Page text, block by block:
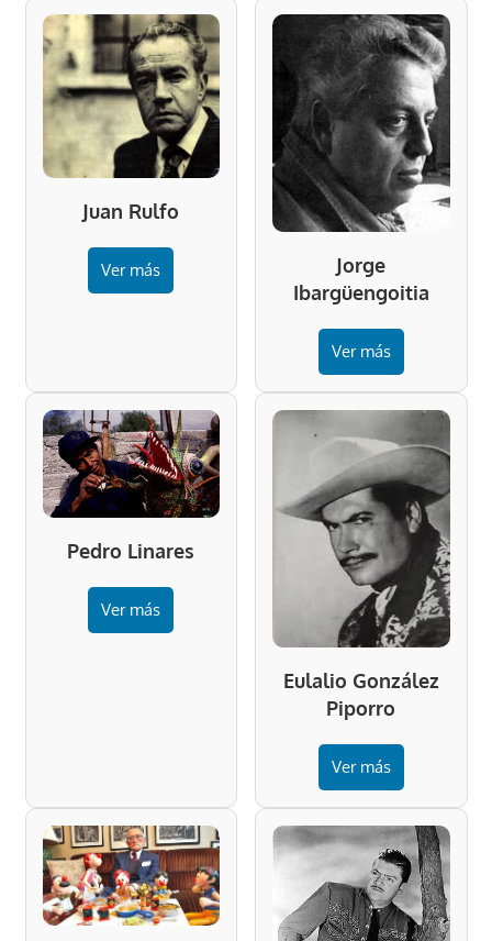
Juan Rulfo
Ver más
Jorge
Ibargüengoitia
Ver más
Pedro Linares
Ver más
Eulalio González
Piporro
Ver más